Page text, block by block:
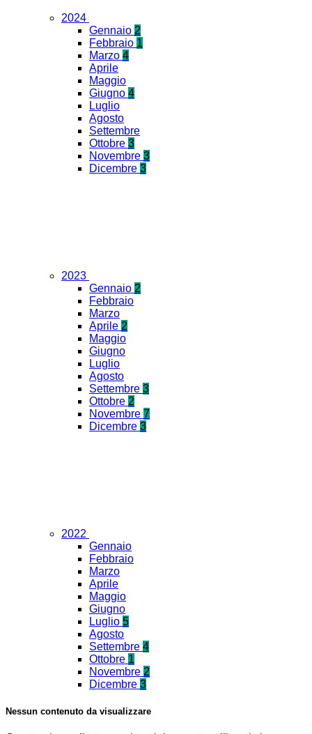
2024
Gennaio 2
Febbraio 1
Marzo 4
Aprile
Maggio
Giugno 4
Luglio
Agosto
Settembre
Ottobre 3
Novembre 3
Dicembre 3
2023
Gennaio 2
Febbraio
Marzo
Aprile 2
Maggio
Giugno
Luglio
Agosto
Settembre 3
Ottobre 2
Novembre 7
Dicembre 3
2022
Gennaio
Febbraio
Marzo
Aprile
Maggio
Giugno
Luglio 5
Agosto
Settembre 4
Ottobre 1
Novembre 2
Dicembre 3
Nessun contenuto da visualizzare